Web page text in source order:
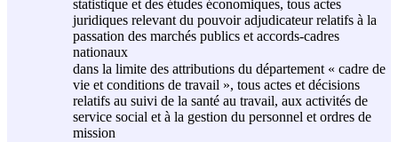
statistique et des études économiques, tous actes
juridiques relevant du pouvoir adjudicateur relatifs à la
passation des marchés publics et accords-cadres
nationaux
dans la limite des attributions du département « cadre de
vie et conditions de travail », tous actes et décisions
relatifs au suivi de la santé au travail, aux activités de
service social et à la gestion du personnel et ordres de
mission